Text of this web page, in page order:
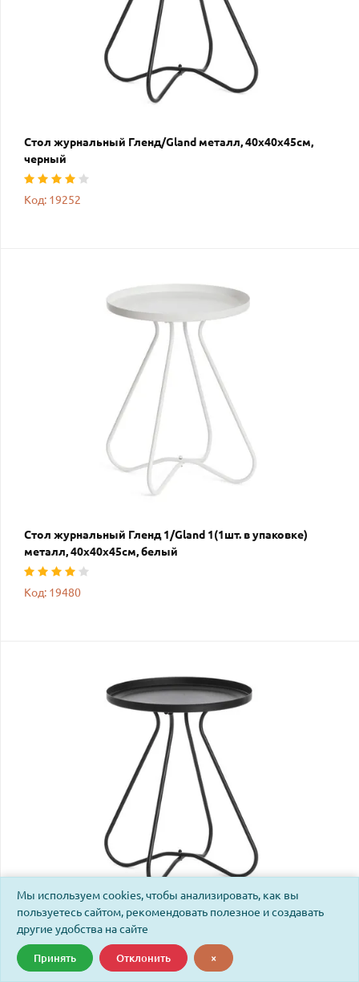
Стол журнальный Гленд/Gland металл, 40х40х45см,
черный
Код: 19252
Стол журнальный Гленд 1/Gland 1(1шт. в упаковке)
металл, 40х40х45см, белый
Код: 19480
Стол журнальный Гленд 1/Gland 1(1шт. в упаковке)
металл, 40х40х45см, черный
Мы используем cookies, чтобы анализировать, как вы
пользуетесь сайтом, рекомендовать полезное и создавать
другие удобства на сайте
Принять Отклонить ×